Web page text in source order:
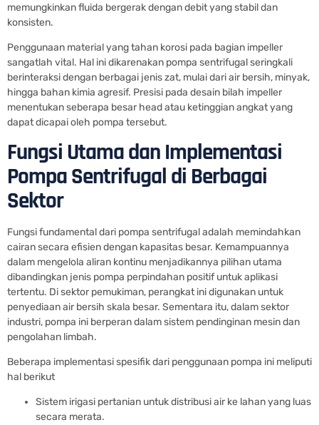
memungkinkan fluida bergerak dengan debit yang stabil dan
konsisten.
Penggunaan material yang tahan korosi pada bagian impeller
sangatlah vital. Hal ini dikarenakan pompa sentrifugal seringkali
berinteraksi dengan berbagai jenis zat, mulai dari air bersih, minyak,
hingga bahan kimia agresif. Presisi pada desain bilah impeller
menentukan seberapa besar head atau ketinggian angkat yang
dapat dicapai oleh pompa tersebut.
Fungsi Utama dan Implementasi
Pompa Sentrifugal di Berbagai
Sektor
Fungsi fundamental dari pompa sentrifugal adalah memindahkan
cairan secara efisien dengan kapasitas besar. Kemampuannya
dalam mengelola aliran kontinu menjadikannya pilihan utama
dibandingkan jenis pompa perpindahan positif untuk aplikasi
tertentu. Di sektor pemukiman, perangkat ini digunakan untuk
penyediaan air bersih skala besar. Sementara itu, dalam sektor
industri, pompa ini berperan dalam sistem pendinginan mesin dan
pengolahan limbah.
Beberapa implementasi spesifik dari penggunaan pompa ini meliputi
hal berikut
Sistem irigasi pertanian untuk distribusi air ke lahan yang luas
secara merata.